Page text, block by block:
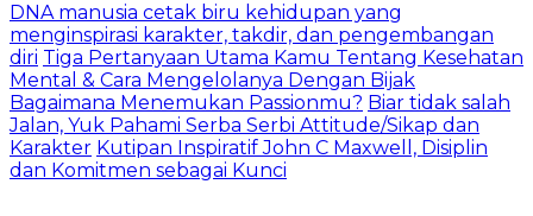
DNA manusia cetak biru kehidupan yang
menginspirasi karakter, takdir, dan pengembangan
diri Tiga Pertanyaan Utama Kamu Tentang Kesehatan
Mental & Cara Mengelolanya Dengan Bijak
Bagaimana Menemukan Passionmu? Biar tidak salah
Jalan, Yuk Pahami Serba Serbi Attitude/Sikap dan
Karakter Kutipan Inspiratif John C Maxwell, Disiplin
dan Komitmen sebagai Kunci